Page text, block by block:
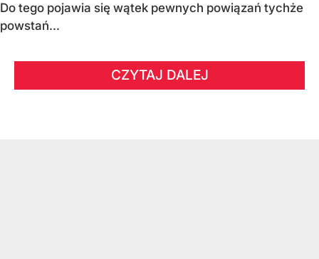
Do tego pojawia się wątek pewnych powiązań tychże
powstań...
CZYTAJ DALEJ